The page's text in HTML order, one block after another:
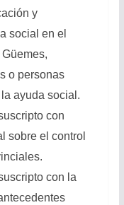
y
social en el
o personas
ayuda social.
con
sobre el control
con la